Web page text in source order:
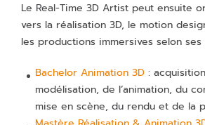
Le Real-Time 3D Artist peut ensuite
vers la réalisation 3D, le motion
les productions immersives selon
Bachelor Animation 3D :
modélisation, de l’animation, du
mise en scène, du rendu et de la